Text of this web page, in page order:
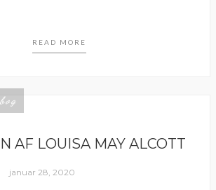
READ MORE
AF LOUISA MAY ALCOTT
januar 28, 2020